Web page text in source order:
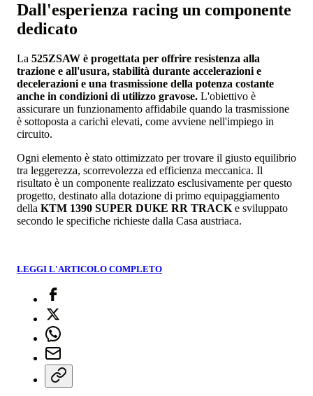
Dall'esperienza racing un componente
dedicato
La 525ZSAW è progettata per offrire resistenza alla
trazione e all'usura, stabilità durante accelerazioni e
decelerazioni e una trasmissione della potenza costante
anche in condizioni di utilizzo gravose. L'obiettivo è
assicurare un funzionamento affidabile quando la trasmissione
è sottoposta a carichi elevati, come avviene nell'impiego in
circuito.
Ogni elemento è stato ottimizzato per trovare il giusto equilibrio
tra leggerezza, scorrevolezza ed efficienza meccanica. Il
risultato è un componente realizzato esclusivamente per questo
progetto, destinato alla dotazione di primo equipaggiamento
della KTM 1390 SUPER DUKE RR TRACK e sviluppato
secondo le specifiche richieste dalla Casa austriaca.
LEGGI L'ARTICOLO COMPLETO